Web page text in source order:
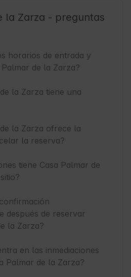
la Zarza - preguntas
horarios de entrada y
Palmar de la Zarza?
la Zarza tiene una
la Zarza ofrece la
la reserva?
tiene Casa Palmar de
después de reservar
la Zarza?
en las inmediaciones
Palmar de la Zarza?